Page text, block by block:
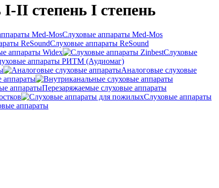
II степень I степень
Слуховые аппараты Med-Mos
Слуховые аппараты ReSound
аппараты Widex
Слуховые
аппараты РИТМ (Аудиомаг)
Аналоговые слуховые
аппараты
Перезаряжаемые слуховые аппараты
Слуховые аппараты
аппараты